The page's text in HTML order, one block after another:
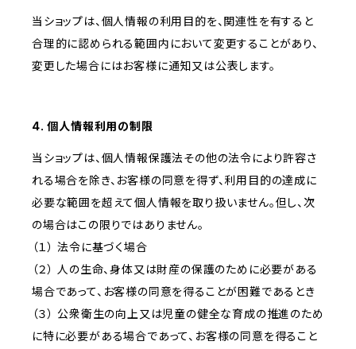
当ショップは、個人情報の利用目的を、関連性を有すると
合理的に認められる範囲内において変更することがあり、
変更した場合にはお客様に通知又は公表します。
4. 個人情報利用の制限
当ショップは、個人情報保護法その他の法令により許容さ
れる場合を除き、お客様の同意を得ず、利用目的の達成に
必要な範囲を超えて個人情報を取り扱いません。但し、次
の場合はこの限りではありません。
（１） 法令に基づく場合
（２） 人の生命、身体又は財産の保護のために必要がある
場合であって、お客様の同意を得ることが困難であるとき
（３） 公衆衛生の向上又は児童の健全な育成の推進のため
に特に必要がある場合であって、お客様の同意を得ること